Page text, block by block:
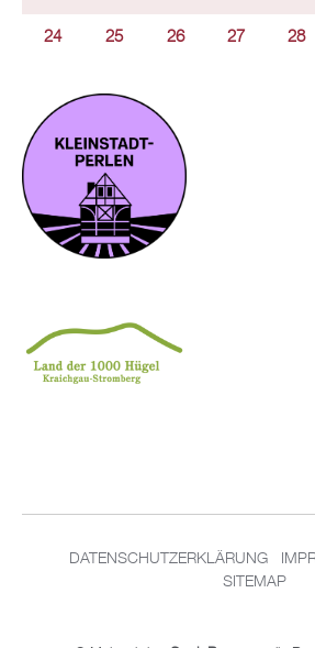
24 25 26 27 28
DATENSCHUTZERKLÄRUNG
SITEMAP